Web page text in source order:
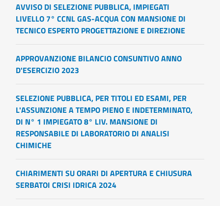
AVVISO DI SELEZIONE PUBBLICA, IMPIEGATI
LIVELLO 7° CCNL GAS-ACQUA CON MANSIONE DI
TECNICO ESPERTO PROGETTAZIONE E DIREZIONE
APPROVANZIONE BILANCIO CONSUNTIVO ANNO
D'ESERCIZIO 2023
SELEZIONE PUBBLICA, PER TITOLI ED ESAMI, PER
L'ASSUNZIONE A TEMPO PIENO E INDETERMINATO,
DI N° 1 IMPIEGATO 8° LIV. MANSIONE DI
RESPONSABILE DI LABORATORIO DI ANALISI
CHIMICHE
CHIARIMENTI SU ORARI DI APERTURA E CHIUSURA
SERBATOI CRISI IDRICA 2024